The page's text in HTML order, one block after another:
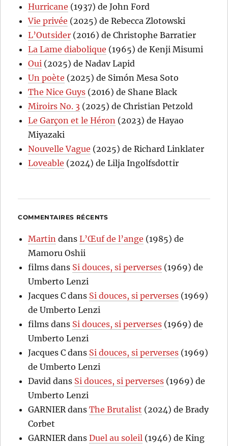
Hurricane (1937) de John Ford
Vie privée (2025) de Rebecca Zlotowski
L’Outsider (2016) de Christophe Barratier
La Lame diabolique (1965) de Kenji Misumi
Oui (2025) de Nadav Lapid
Un poète (2025) de Simón Mesa Soto
The Nice Guys (2016) de Shane Black
Miroirs No. 3 (2025) de Christian Petzold
Le Garçon et le Héron (2023) de Hayao
Miyazaki
Nouvelle Vague (2025) de Richard Linklater
Loveable (2024) de Lilja Ingolfsdottir
COMMENTAIRES RÉCENTS
Martin dansL’Œuf de l’ange (1985) de
Mamoru Oshii
films dans Si douces, si perverses (1969) de
Umberto Lenzi
Jacques C dans Si douces, si perverses (1969)
de Umberto Lenzi
films dans Si douces, si perverses (1969) de
Umberto Lenzi
Jacques C dans Si douces, si perverses (1969)
de Umberto Lenzi
David dans Si douces, si perverses (1969) de
Umberto Lenzi
GARNIER dansThe Brutalist (2024) de Brady
Corbet
GARNIER dansDuel au soleil (1946) de King